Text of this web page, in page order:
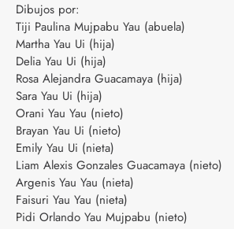
Dibujos por:
Tiji Paulina Mujpabu Yau (abuela)
Martha Yau Ui (hija)
Delia Yau Ui (hija)
Rosa Alejandra Guacamaya (hija)
Sara Yau Ui (hija)
Orani Yau Yau (nieto)
Brayan Yau Ui (nieto)
Emily Yau Ui (nieta)
Liam Alexis Gonzales Guacamaya (nieto)
Argenis Yau Yau (nieta)
Faisuri Yau Yau (nieta)
Pidi Orlando Yau Mujpabu (nieto)